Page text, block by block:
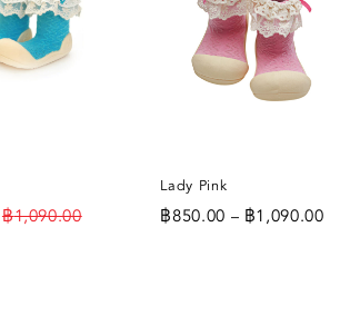
฿1,090.00
Lady Pink
฿850.00 – ฿1,090.00